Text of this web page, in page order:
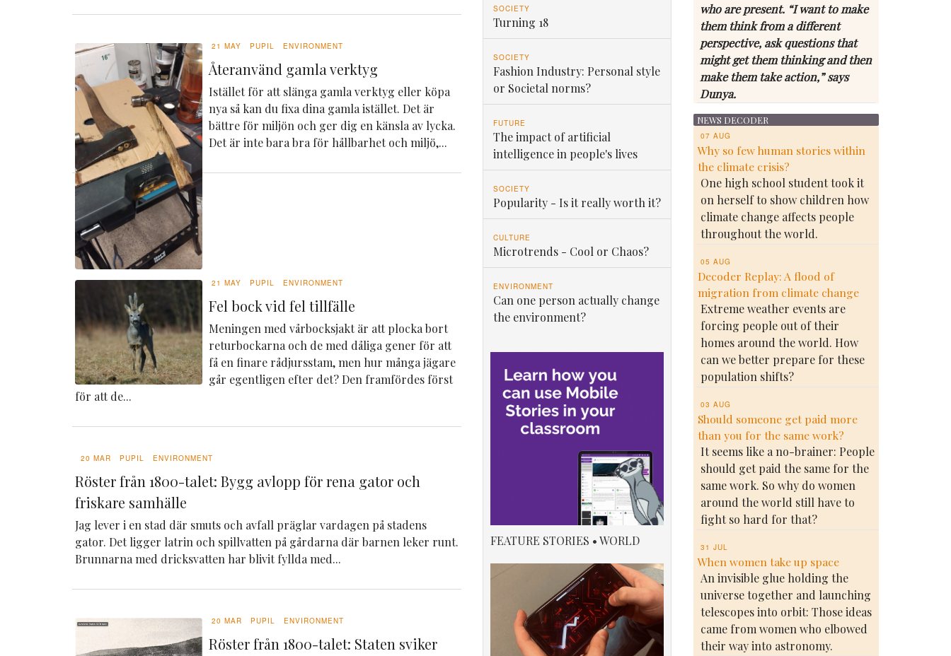
21 MAY PUPIL ENVIRONMENT
Återanvänd gamla verktyg
Istället för att slänga gamla verktyg eller köpa
nya så kan du fixa dina gamla istället. Det är
bättre för miljön och ger dig en känsla av lycka.
Det är inte bara bra för hållbarhet och miljö,...
21 MAY PUPIL ENVIRONMENT
Fel bock vid fel tillfälle
Meningen med vårbocksjakt är att plocka bort
returbockarna och de med dåliga gener för att
få en finare rådjursstam, men hur många jägare
går egentligen efter det? Den framfördes först
för att de...
20 MAR PUPIL ENVIRONMENT
Röster från 1800-talet: Bygg avlopp för rena gator och
friskare samhälle
Jag lever i en stad där smuts och avfall präglar vardagen på stadens
gator. Det ligger latrin och spillvatten på gårdarna där barnen leker runt.
Brunnarna med dricksvatten har blivit fyllda med...
20 MAR PUPIL ENVIRONMENT
Röster från 1800-talet: Staten sviker
SOCIETY
Turning 18
SOCIETY
Fashion Industry: Personal style
or Societal norms?
FUTURE
The impact of artificial
intelligence in people's lives
SOCIETY
Popularity - Is it really worth it?
CULTURE
Microtrends - Cool or Chaos?
ENVIRONMENT
Can one person actually change
the environment?
FEATURE STORIES • WORLD
who are present. “I want to make
them think from a different
perspective, ask questions that
might get them thinking and then
make them take action,” says
Dunya.
NEWS DECODER
07 AUG
Why so few human stories within
the climate crisis?
One high school student took it
on herself to show children how
climate change affects people
throughout the world.
05 AUG
Decoder Replay: A flood of
migration from climate change
Extreme weather events are
forcing people out of their
homes around the world. How
can we better prepare for these
population shifts?
03 AUG
Should someone get paid more
than you for the same work?
It seems like a no-brainer: People
should get paid the same for the
same work. So why do women
around the world still have to
fight so hard for that?
31 JUL
When women take up space
An invisible glue holding the
universe together and launching
telescopes into orbit: Those ideas
came from women who elbowed
their way into astronomy.